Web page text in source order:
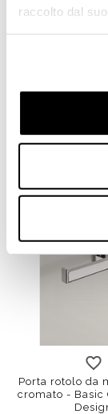
raccolto dal
€ 60,59
Porta rotolo da
cromato - Basic